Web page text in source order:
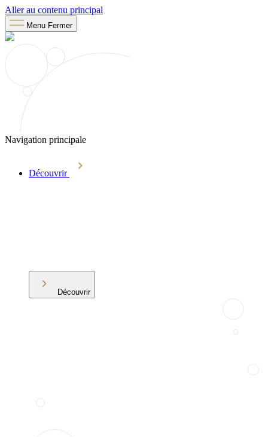
Aller au contenu principal
Menu Fermer
Navigation principale
Découvrir
Découvrir